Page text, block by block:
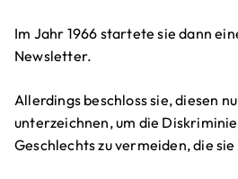
Im Jahr 1966 startete sie dann
Newsletter.
Allerdings beschloss sie, diesen
unterzeichnen, um die
Geschlechts zu vermeiden, die